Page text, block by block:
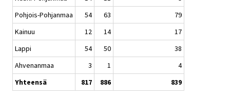
Pohjois-Pohjanmaa
54 63
79
Kainuu
12 14
17
Lappi
54 50
38
Ahvenanmaa
3 1
4
Yhteensä
817 886 839